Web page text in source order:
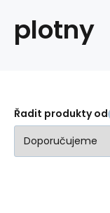
plotny
Řadit produkty od